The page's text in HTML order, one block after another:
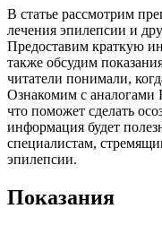
В статье рассмотрим
лечения эпилепсии и
Предоставим краткую
также обсудим
читатели понимали,
Ознакомим с аналогами
что поможет сделать
информация будет
специалистам,
эпилепсии.
Показания